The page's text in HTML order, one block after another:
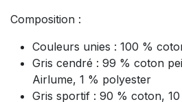
Composition :
Couleurs unies : 100 %
Gris cendré : 99 % coton
Airlume, 1 % polyester
Gris sportif : 90 % coton,